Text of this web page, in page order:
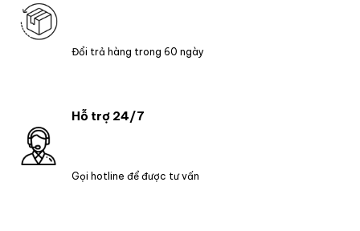
Đổi trả hàng trong 60 ngày
Hỗ trợ 24/7
Gọi hotline để được tư vấn